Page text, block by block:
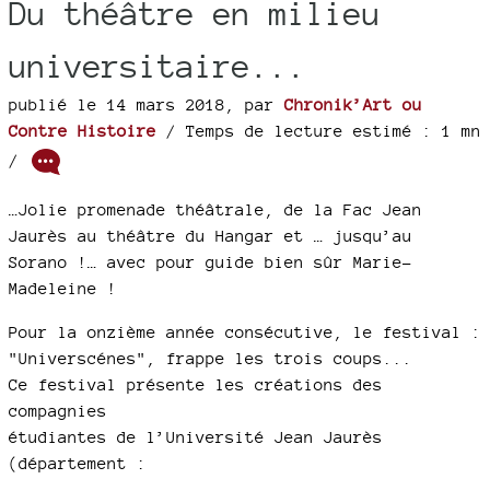
Du théâtre en milieu
universitaire...
publié le 14 mars 2018 parChronik’Art ou
Contre Histoire / Temps de lecture estimé : 1 mn
/
…Jolie promenade théâtrale, de la Fac Jean
Jaurès au théâtre du Hangar et … jusqu’au
Sorano !… avec pour guide bien sûr Marie-
Madeleine !
Pour la onzième année consécutive, le festival :
"Universcénes", frappe les trois coups...
Ce festival présente les créations des
compagnies
étudiantes de l’Université Jean Jaurès
(département :